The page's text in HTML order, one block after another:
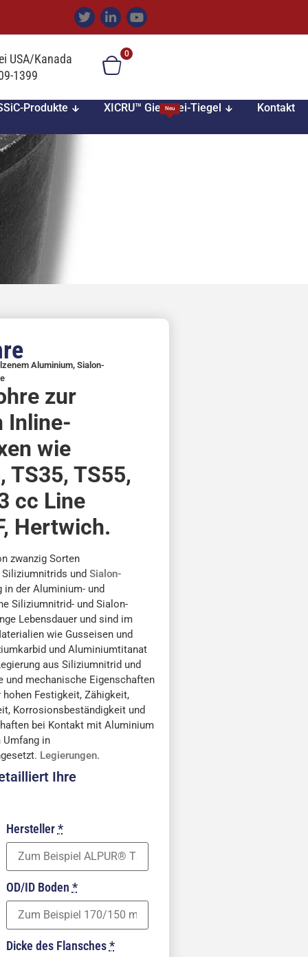
USA/Kanada
1399
0
Produkte Neu
XICRU™ Gießerei-Tiegel
Kontakt
Aluminium,Sialon-
zur
Inline-
wie
TS35, TS55,
cc Line
Hertwich.
zwanzig Sorten
Siliziumnitrids undSialon-
in der Aluminium- und
Siliziumnitrid- und Sialon-
Lebensdauer und sind im
wie Gusseisen und
und Aluminiumtitanat
aus Siliziumnitrid und
und mechanische Eigenschaften
Festigkeit, Zähigkeit,
Korrosionsbeständigkeit und
bei Kontakt mit Aluminium
Umfang in
Legierungen.
Ihre
Hersteller*
OD/ID Boden *
Dicke des Flansches*